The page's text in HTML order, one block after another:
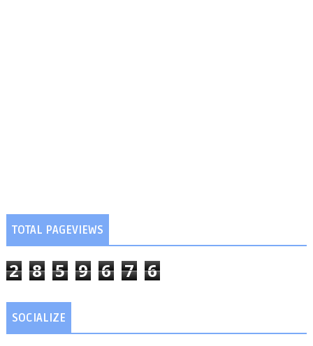
TOTAL PAGEVIEWS
2 8 5 9 6 7 6
SOCIALIZE